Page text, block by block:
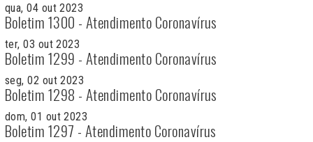
qua, 04 out 2023
Boletim 1300 - Atendimento Coronavírus
ter, 03 out 2023
Boletim 1299 - Atendimento Coronavírus
seg, 02 out 2023
Boletim 1298 - Atendimento Coronavírus
dom, 01 out 2023
Boletim 1297 - Atendimento Coronavírus